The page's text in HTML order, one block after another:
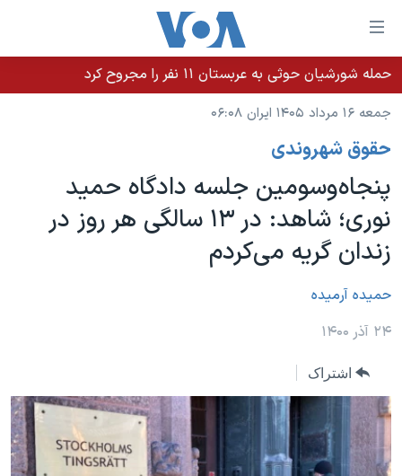
لینکهای
قابل
دسترسی
جهش
محتوای
اصلی
جهش
به
صفحه
جهش
به
خانه
نسخه سبک وب‌سایت
موضوع ها
ایران
آمریکا
جهان
ورزشی
گزیده‌ها
فرهنگ و زندگی
حقوق شهروندی
برنامه های تلویزیونی
جدول برنامه ها
صفحه‌های ویژه
جام جهانی ۲۰۲۶
عملیات خشم حماسی
مستندها
انتخابات ریاست جمهوری آمریکا ۲۰۲۴
فرکانس‌های صدای آمریکا
پخش رادیویی
یادگیری زبان انگلیسی
دنبال کنید
حمله شورشیان حوثی به عربستان ۱۱ نفر را مجروح کرد
جمعه ۱۶ مرداد ۱۴۰۵ ایران ۰۶:۰۸
حقوق شهروندی
پنجاه‌و‌سومین جلسه دادگاه حمید
نوری؛ شاهد: در ۱۳ سالگی هر روز در
زندان گریه می‌کردم
حمیده آرمیده
۲۴ آذر ۱۴۰۰
اشتراک